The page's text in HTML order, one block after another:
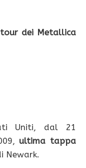
dei Metallica
Uniti, dal 21
ultima tappa
Newark.